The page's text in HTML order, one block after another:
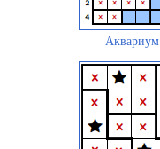
Аквариум